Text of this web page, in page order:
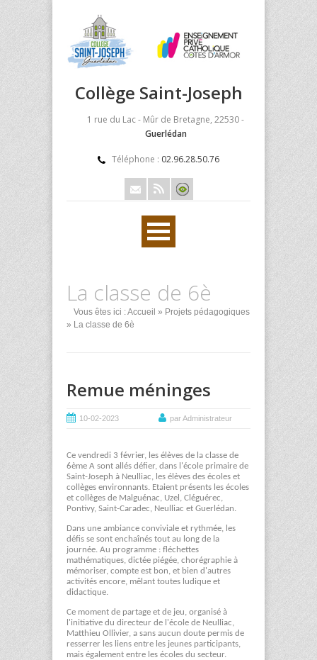
Collège Saint-Joseph
1 rue du Lac - Mûr de Bretagne, 22530 -
Guerlédan
Téléphone : 02.96.28.50.76
La classe de 6è
Vous êtes ici :Accueil » Projets pédagogiques
» La classe de 6è
Remue méninges
10-02-2023 par Administrateur
Ce vendredi 3 février, les élèves de la classe de
6ème A sont allés défier, dans l'école primaire de
Saint-Joseph à Neulliac, les élèves des écoles et
collèges environnants. Etaient présents les écoles
et collèges de Malguénac, Uzel, Cléguérec,
Pontivy, Saint-Caradec, Neulliac et Guerlédan.
Dans une ambiance conviviale et rythmée, les
défis se sont enchaînés tout au long de la
journée. Au programme : fléchettes
mathématiques, dictée piégée, chorégraphie à
mémoriser, compte est bon, et bien d'autres
activités encore, mêlant toutes ludique et
didactique.
Ce moment de partage et de jeu, organisé à
l'initiative du directeur de l'école de Neulliac,
Matthieu Ollivier, a sans aucun doute permis de
resserrer les liens entre les jeunes participants,
mais également entre les écoles du secteur.